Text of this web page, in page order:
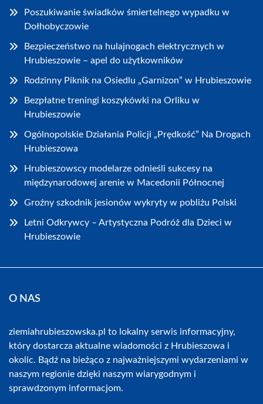
Poszukiwanie świadków śmiertelnego wypadku w
Dołhobyczowie
Bezpieczeństwo na hulajnogach elektrycznych w
Hrubieszowie – apel do użytkowników
Rodzinny Piknik na Osiedlu „Garnizon” w Hrubieszowie
Bezpłatne treningi koszykówki na Orliku w
Hrubieszowie
Ogólnopolskie Działania Policji „Prędkość” Na Drogach
Hrubieszowa
Hrubieszowscy modelarze odnieśli sukcesy na
międzynarodowej arenie w Macedonii Północnej
Groźny szkodnik jesionów wykryty w pobliżu Polski
Letni Odkrywcy – Artystyczna Podróż dla Dzieci w
Hrubieszowie
O NAS
ziemiahrubieszowska.pl to lokalny serwis informacyjny,
który dostarcza aktualne wiadomości z Hrubieszowa i
okolic. Bądź na bieżąco z najważniejszymi wydarzeniami w
naszym regionie dzięki naszym wiarygodnym i
sprawdzonym informacjom.